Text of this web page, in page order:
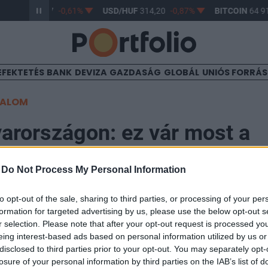
Do Not Process My Personal Information
opt-out of the sale, sharing to third parties, or processing of your
for targeted advertising by us, please use the below opt-out
selection. Please note that after your opt-out request is processed
interest-based ads based on personal information utilized by us
to third parties prior to your opt-out. You may separately
of your personal information by third parties on the IAB’s list of
363,17 -0,61% USD/HUF 314,20 -0,87% BITCOIN64
BANK DEVIZA GAZDASÁG GLOBÁL UNIÓS
ez vár most a
heti időjárás-előrejelzéseit, amelyekből az is